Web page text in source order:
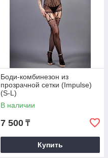
Боди-комбинезон из
прозрачной сетки (Impulse)
(S-L)
В наличии
7 500 ₸
Купить